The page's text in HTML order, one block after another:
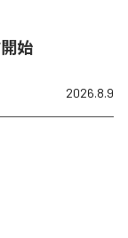
始
2026.8.9